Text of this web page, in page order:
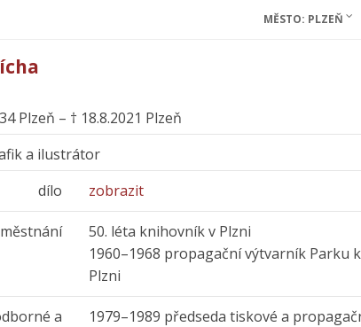
MĚSTO: PLZEŇ
Plzeň – † 18.8.2021 Plzeň
a ilustrátor
dílo
zobrazit
50. léta knihovník v Plzni
1960–1968 propagační výtvarník Parku
Plzni
a
1979–1989 předseda tiskové a